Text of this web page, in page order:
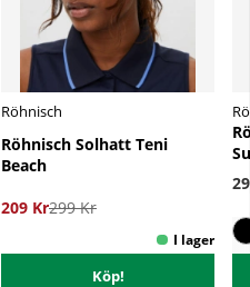
Röhnisch
Röhnisch Solhatt Teni
Beach
209 Kr299 Kr
Köp!